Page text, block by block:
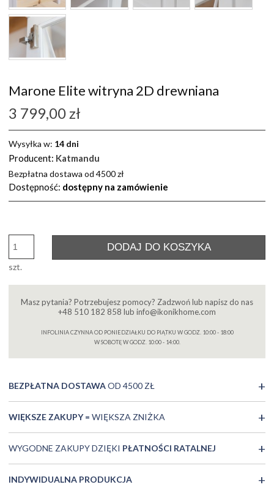
Marone Elite witryna 2D drewniana
3 799,00 zł
Wysyłka w: 14 dni
Producent: Katmandu
Bezpłatna dostawa od 4500 zł
Dostępność: dostępny na zamówienie
szt.
DODAJ DO KOSZYKA
Masz pytania? Potrzebujesz pomocy? Zadzwoń lub napisz do nas
+48 510 182 858 lub info@ikonikhome.com
INFOLINIA CZYNNA OD PONIEDZIAŁKU DO PIĄTKU W GODZ. 10:00 - 18:00
W SOBOTĘ W GODZ. 10:00 - 14:00.
BEZPŁATNA DOSTAWAOD 4500 ZŁ
WIĘKSZE ZAKUPY = WIĘKSZA ZNIŻKA
WYGODNE ZAKUPY DZIĘKI PŁATNOŚCI RATALNEJ
INDYWIDUALNA PRODUKCJA